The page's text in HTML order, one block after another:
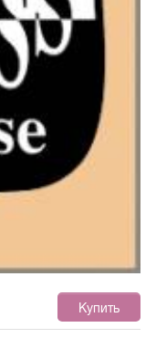
Купить